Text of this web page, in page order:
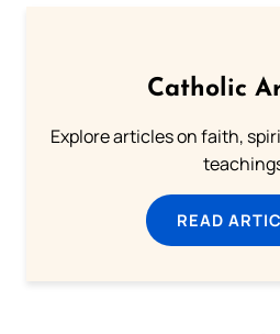
Catholic
Explore articles on faith,
READ